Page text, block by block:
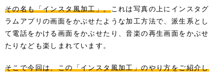
その名も「インスタ風加工」。これは写真の上にインスタグ
ラムアプリの画面をかぶせたような加工方法で、派生系とし
て電話をかける画面をかぶせたり、音楽の再生画面をかぶせ
たりなども楽しまれています。
そこで今回は、この「インスタ風加工」のやり方をご紹介し